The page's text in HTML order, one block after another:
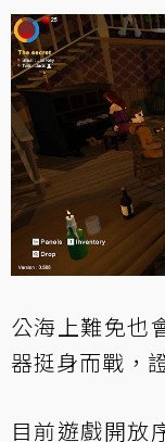
公海上難免也
器挺身而戰，
目前遊戲開放